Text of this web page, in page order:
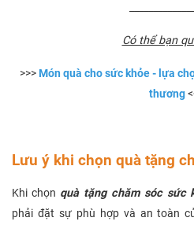
Có thể bạn
>>> Món quà cho sức khỏe - lựa
thương
Lưu ý khi chọn quà tặng
Khi chọn quà tặng chăm sóc sức
phải đặt sự phù hợp và an toàn